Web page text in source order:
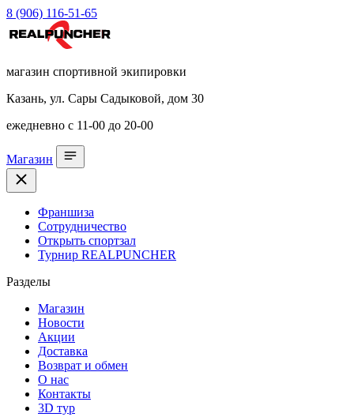
8 (906) 116-51-65
магазин спортивной экипировки
Казань, ул. Сары Садыковой, дом 30
ежедневно с 11-00 до 20-00
Магазин
Франшиза
Сотрудничество
Открыть спортзал
Турнир REALPUNCHER
Разделы
Магазин
Новости
Акции
Доставка
Возврат и обмен
О нас
Контакты
3D тур